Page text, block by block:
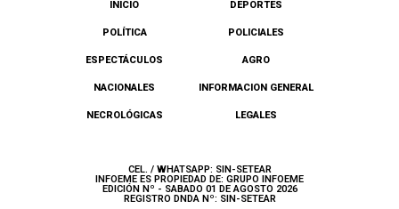
INICIO DEPORTES
POLÍTICA POLICIALES
ESPECTÁCULOS AGRO
NACIONALES INFORMACION GENERAL
NECROLÓGICAS LEGALES
CEL. / WHATSAPP: SIN-SETEAR
INFOEME ES PROPIEDAD DE: GRUPO INFOEME
EDICIÓN Nº - SABADO 01 DE AGOSTO 2026
REGISTRO DNDA Nº: SIN-SETEAR